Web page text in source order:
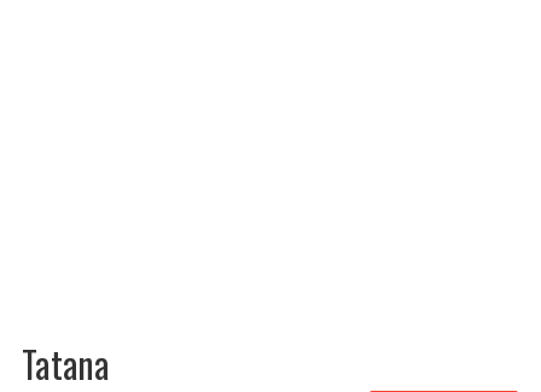
Tatana